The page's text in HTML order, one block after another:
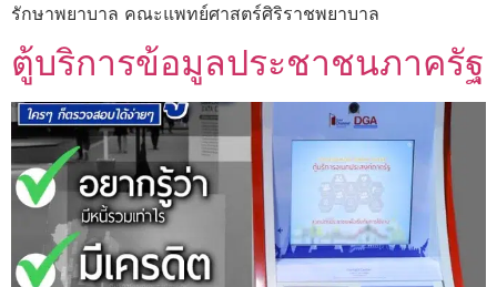
รักษาพยาบาล คณะแพทย์ศาสตร์ศิริราชพยาบาล
ตู้บริการข้อมูลประชาชนภาครัฐ